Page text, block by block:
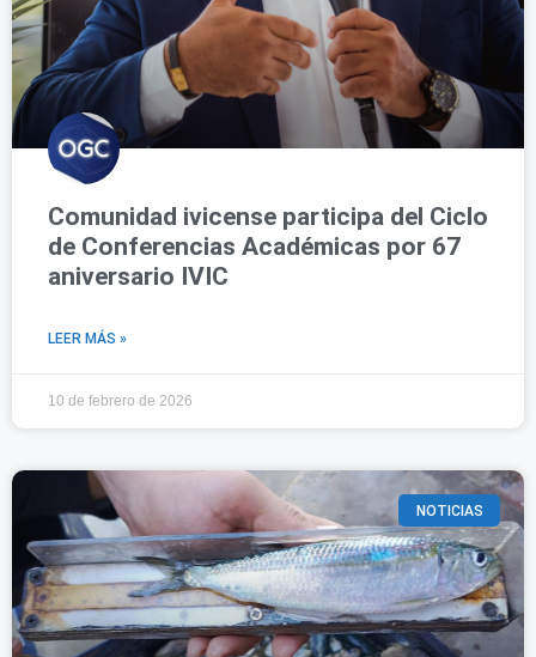
Comunidad ivicense participa del Ciclo
de Conferencias Académicas por 67
aniversario IVIC
LEER MÁS »
10 de febrero de 2026
NOTICIAS